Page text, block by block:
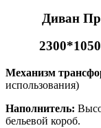
Диван
Механизм
использования)
Наполнитель:
бельевой короб.